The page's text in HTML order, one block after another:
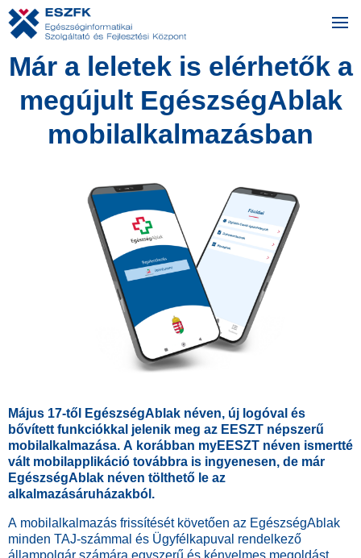
Már a leletek is elérhetők a
megújult EgészségAblak
mobilalkalmazásban
Május 17-től EgészségAblak néven, új logóval és
bővített funkciókkal jelenik meg az EESZT népszerű
mobilalkalmazása. A korábban myEESZT néven ismertté
vált mobilapplikáció továbbra is ingyenesen, de már
EgészségAblak néven tölthető le az
alkalmazásáruházakból.
A mobilalkalmazás frissítését követően az EgészségAblak
minden TAJ-számmal és Ügyfélkapuval rendelkező
állampolgár számára egyszerű és kényelmes megoldást